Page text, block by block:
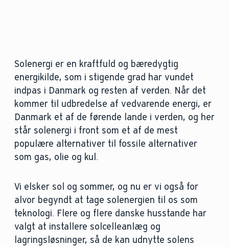
Solenergi er en kraftfuld og bæredygtig
energikilde, som i stigende grad har vundet
indpas i Danmark og resten af verden. Når det
kommer til udbredelse af vedvarende energi, er
Danmark et af de førende lande i verden, og her
står solenergi i front som et af de mest
populære alternativer til fossile alternativer
som gas, olie og kul.
Vi elsker sol og sommer, og nu er vi også for
alvor begyndt at tage solenergien til os som
teknologi. Flere og flere danske husstande har
valgt at installere solcelleanlæg og
lagringsløsninger, så de kan udnytte solens